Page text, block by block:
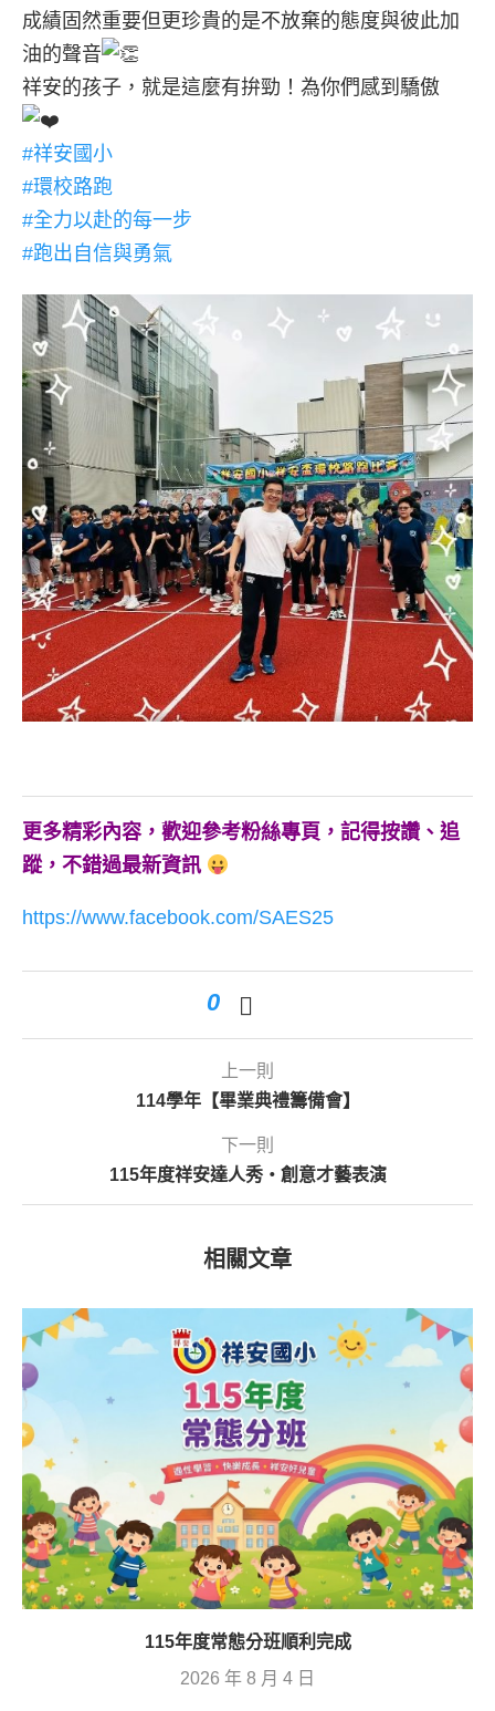
成績固然重要但更珍貴的是不放棄的態度與彼此加
油的聲音
祥安的孩子，就是這麼有拚勁！為你們感到驕傲
#祥安國小
#環校路跑
#全力以赴的每一步
#跑出自信與勇氣
更多精彩內容，歡迎參考粉絲專頁，記得按讚、追
蹤，不錯過最新資訊
https://www.facebook.com/SAES25
0
上一則
114學年【畢業典禮籌備會】
下一則
115年度祥安達人秀・創意才藝表演
相關文章
115年度常態分班順利完成
2026 年 8 月 4 日